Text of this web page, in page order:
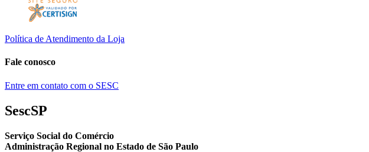
Política de Atendimento da Loja
Fale conosco
Entre em contato com o SESC
SescSP
Serviço Social do Comércio
Administração Regional no Estado de São Paulo